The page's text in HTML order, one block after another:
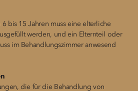
6 bis 15 Jahren muss eine elterliche
werden, und ein Elternteil oder
im Behandlungszimmer anwesend
die für die Behandlung von